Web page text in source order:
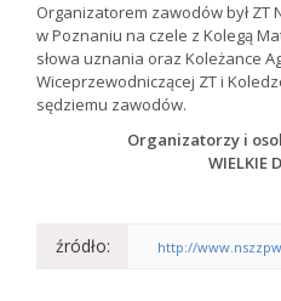
Organizatorem zawodów był ZT
w Poznaniu na czele z Kolegą
słowa uznania oraz Koleżance
Wiceprzewodniczącej ZT i
sędziemu zawodów.
Organizatorzy i
WIELKIE
źródło: http://